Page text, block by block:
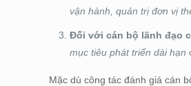
vận hành, quản trị đơn vị
Đối với cán bộ lãnh đạo
mục tiêu phát triển dài hạn
Mặc dù công tác đánh giá cán